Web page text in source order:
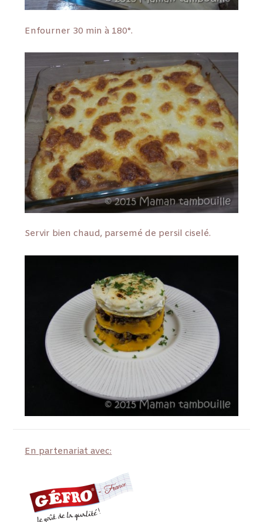
Enfourner 30 min à 180°.
Servir bien chaud, parsemé de persil ciselé.
En partenariat avec: